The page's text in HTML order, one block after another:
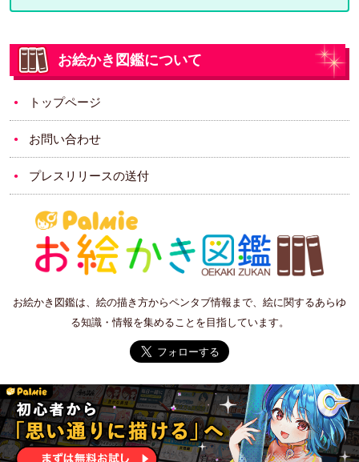
お絵かき図鑑について
トップページ
お問い合わせ
プレスリリースの送付
お絵かき図鑑は、絵の描き方からペンタブ情報まで、絵に関するあらゆ
る知識・情報を集めることを目指しています。